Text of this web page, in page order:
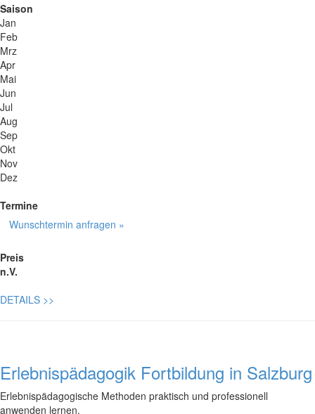
Saison
Jan
Feb
Mrz
Apr
Mai
Jun
Jul
Aug
Sep
Okt
Nov
Dez
Termine
Wunschtermin anfragen »
Preis
n.V.
DETAILS >>
Erlebnispädagogik Fortbildung in Salzburg
Erlebnispädagogische Methoden praktisch und professionell
anwenden lernen.